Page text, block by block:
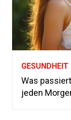
GESUNDHEIT
Was
jeden